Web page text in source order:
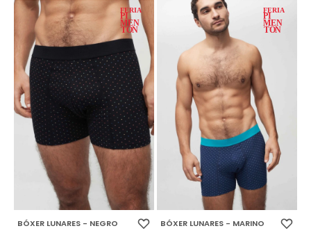
BÓXER LUNARES - NEGRO BÓXER LUNARES - MARINO